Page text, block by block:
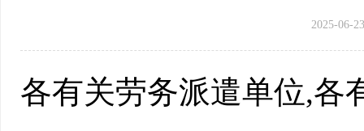
2025-06-
各有关劳务派遣单位,各